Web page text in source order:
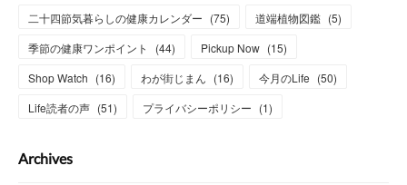
二十四節気暮らしの健康カレンダー (75) 道端植物図鑑 (5)
季節の健康ワンポイント
(44) Pickup Now (15)
Shop Watch (16) わが街じまん (16) 今月のLife (50)
Life読者の声 (51) プライバシーポリシー (1)
Archives